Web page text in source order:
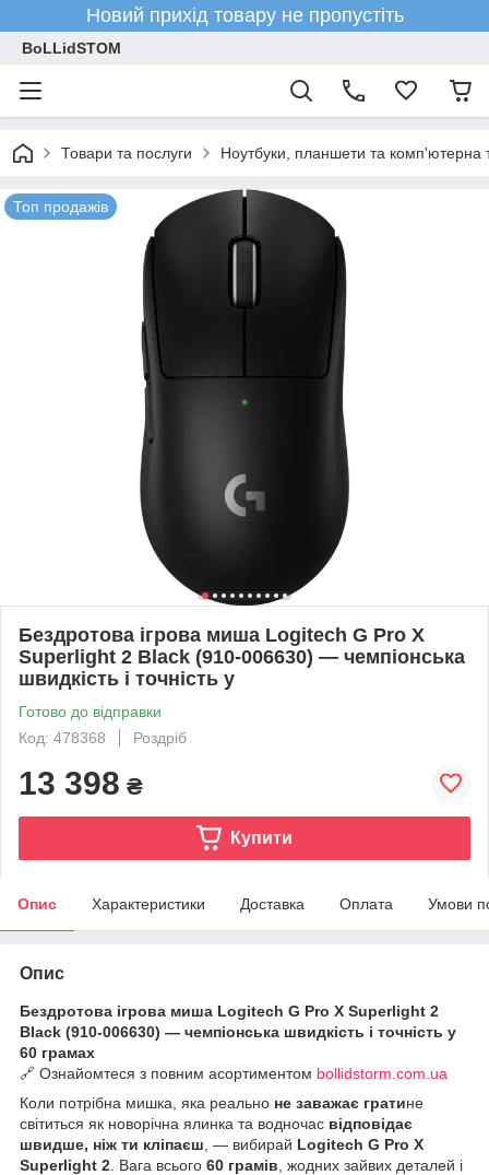
Новий прихід товару не пропустіть
BoLLidSTOM
Товари та послуги Ноутбуки, планшети та комп'ютерна
Топ продажів
Бездротова ігрова миша Logitech G Pro X
Superlight 2 Black (910-006630) — чемпіонська
швидкість і точність у
Готово до відправки
Код: 478368
Роздріб
13 398 ₴
Купити
Опис Характеристики Доставка Оплата Умови
Опис
Бездротова ігрова миша Logitech G Pro X Superlight 2
Black (910-006630) — чемпіонська швидкість і точність у
60 грамах
🔗 Ознайомтеся з повним асортиментом bollidstorm.com.ua
Коли потрібна мишка, яка реально не заважає гратине
світиться як новорічна ялинка та водночас відповідає
швидше, ніж ти кліпаєш , — вибирай Logitech G Pro X
Superlight 2 . Вага всього 60 грамів , жодних зайвих деталей і